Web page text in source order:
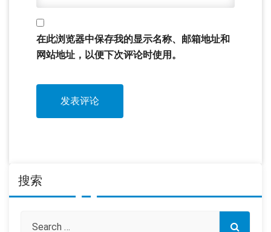
在此浏览器中保存我的显示名称、邮箱地址和
网站地址，以便下次评论时使用。
搜索